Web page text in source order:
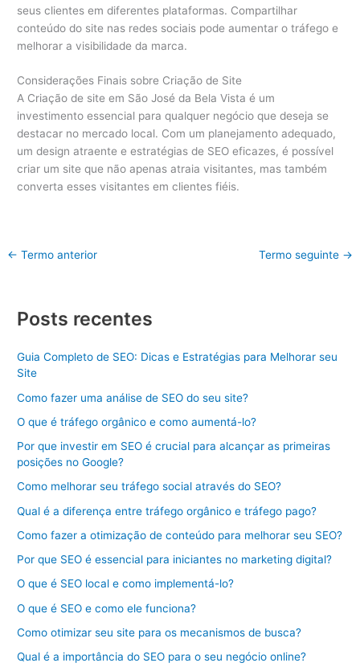
seus clientes em diferentes plataformas. Compartilhar
conteúdo do site nas redes sociais pode aumentar o tráfego e
melhorar a visibilidade da marca.
Considerações Finais sobre Criação de Site
A Criação de site em São José da Bela Vista é um
investimento essencial para qualquer negócio que deseja se
destacar no mercado local. Com um planejamento adequado,
um design atraente e estratégias de SEO eficazes, é possível
criar um site que não apenas atraia visitantes, mas também
converta esses visitantes em clientes fiéis.
← Termo anterior Termo seguinte →
Posts recentes
Guia Completo de SEO: Dicas e Estratégias para Melhorar seu
Site
Como fazer uma análise de SEO do seu site?
O que é tráfego orgânico e como aumentá-lo?
Por que investir em SEO é crucial para alcançar as primeiras
posições no Google?
Como melhorar seu tráfego social através do SEO?
Qual é a diferença entre tráfego orgânico e tráfego pago?
Como fazer a otimização de conteúdo para melhorar seu SEO?
Por que SEO é essencial para iniciantes no marketing digital?
O que é SEO local e como implementá-lo?
O que é SEO e como ele funciona?
Como otimizar seu site para os mecanismos de busca?
Qual é a importância do SEO para o seu negócio online?